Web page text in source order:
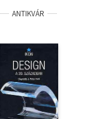
ANTIKVÁR